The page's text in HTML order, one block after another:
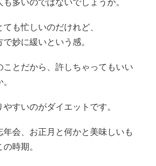
多いのではないでしょうか。
も忙しいのだけれど、
妙に緩いという感。
ことだから、許しちゃってもいい
すいのがダイエットです。
年会、お正月と何かと美味しいも
時期。